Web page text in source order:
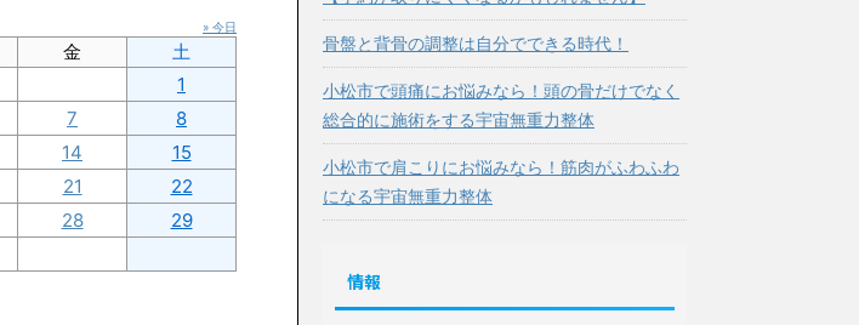
» 今日
金
土
1
7
8
14
15
21
22
28
29
骨盤と背骨の調整は自分でできる時代！
小松市で頭痛にお悩みなら！頭の骨だけでなく
総合的に施術をする宇宙無重力整体
小松市で肩こりにお悩みなら！筋肉がふわふわ
になる宇宙無重力整体
情報